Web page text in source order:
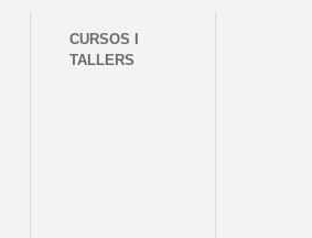
CURSOS I
TALLERS